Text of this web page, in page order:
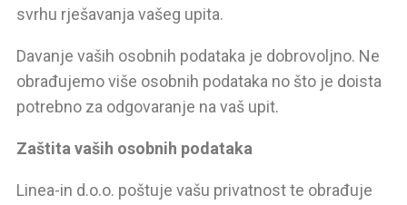
svrhu rješavanja vašeg upita.
Davanje vaših osobnih podataka je dobrovoljno. Ne
obrađujemo više osobnih podataka no što je doista
potrebno za odgovaranje na vaš upit.
Zaštita vaših osobnih podataka
Linea-in d.o.o. poštuje vašu privatnost te obrađuje